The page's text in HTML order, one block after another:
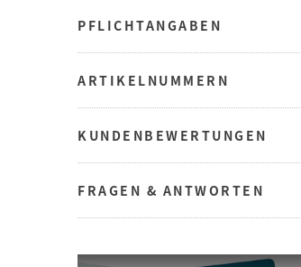
PFLICHTANGABEN
ARTIKELNUMMERN
KUNDENBEWERTUNGEN
FRAGEN & ANTWORTEN